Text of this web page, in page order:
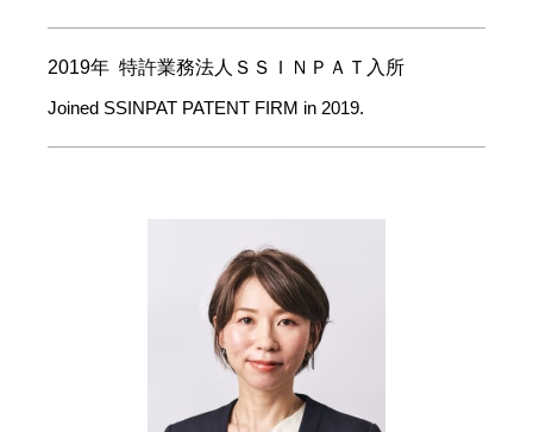
2019年 特許業務法人ＳＳＩＮＰＡＴ入所
Joined SSINPAT PATENT FIRM in 2019.